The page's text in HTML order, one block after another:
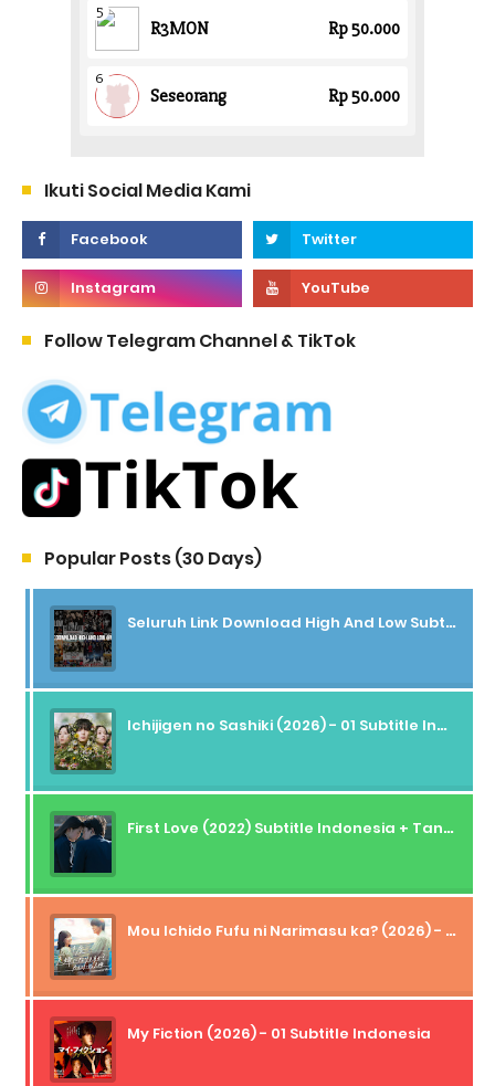
Ikuti Social Media Kami
Follow Telegram Channel & TikTok
Popular Posts (30 Days)
Seluruh Link Download High And Low Subtitle Indonesia
Ichijigen no Sashiki (2026) - 01 Subtitle Indonesia
First Love (2022) Subtitle Indonesia + Tanpa Iklan + Streaming + 1080p
Mou Ichido Fufu ni Narimasu ka? (2026) - 01 Subtitle Indonesia
My Fiction (2026) - 01 Subtitle Indonesia